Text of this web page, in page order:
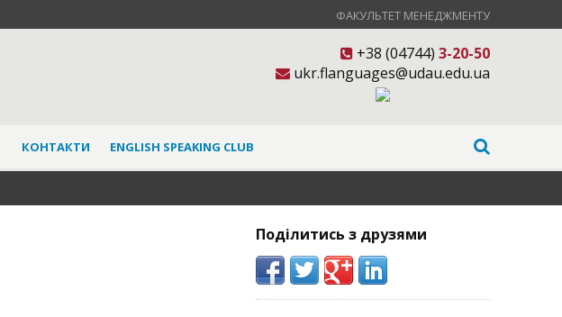
ФАКУЛЬТЕТ МЕНЕДЖМЕНТУ
+38 (04744) 3-20-50
ukr.flanguages@udau.edu.ua
КОНТАКТИ ENGLISH SPEAKING CLUB
Поділитись з друзями